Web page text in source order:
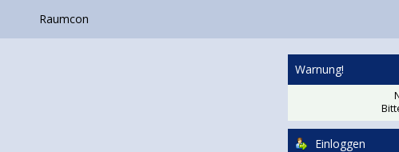
Raumcon
Warnung!
Einloggen